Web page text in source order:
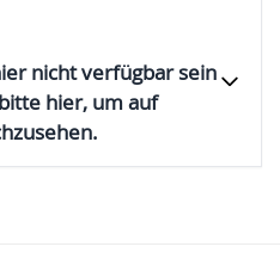
nicht verfügbar sein
hier, um auf